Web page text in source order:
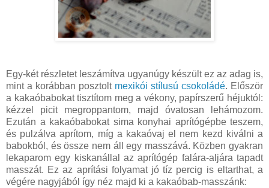
Egy-két részletet leszámítva ugyanúgy készült ez az adag is,
mint a korábban posztolt mexikói stílusú csokoládé. Először
a kakaóbabokat tisztítom meg a vékony, papírszerű héjuktól:
kézzel picit megroppantom, majd óvatosan lehámozom.
Ezután a kakaóbabokat sima konyhai aprítógépbe teszem,
és pulzálva aprítom, míg a kakaóvaj el nem kezd kiválni a
babokból, és össze nem áll egy masszává. Közben gyakran
lekaparom egy kiskanállal az aprítógép falára-aljára tapadt
masszát. Ez az aprítási folyamat jó tíz percig is eltarthat, a
végére nagyjából így néz majd ki a kakaóbab-masszánk: